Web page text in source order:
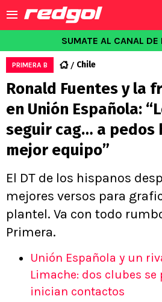
SUMATE AL CANAL DE
PRIMERA B Chile
Ronald Fuentes y la
en Unión Española:
seguir cag… a pedos
mejor equipo”
El DT de los hispanos
mejores versos para
plantel. Va con todo
Primera.
Unión Española y un
Limache: dos clubes se
inician contactos